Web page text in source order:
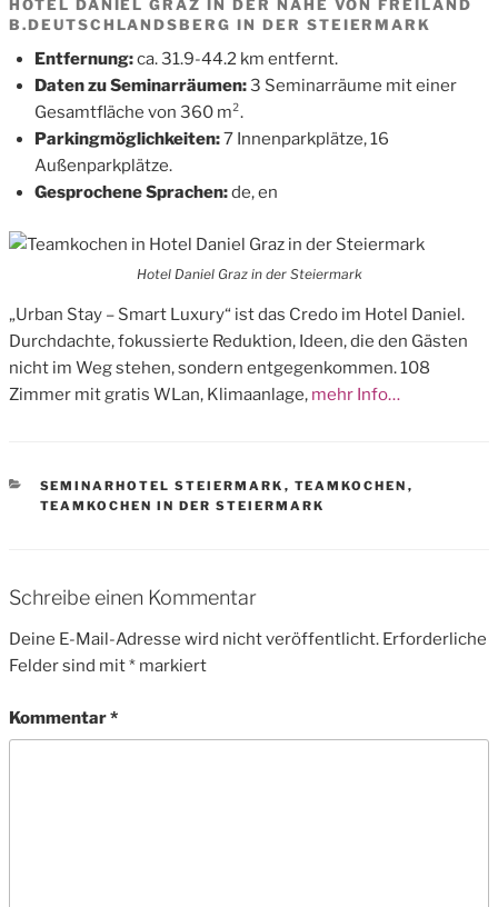
HOTEL DANIEL GRAZ IN DER NÄHE VON FREILAND
B.DEUTSCHLANDSBERG IN DER STEIERMARK
Entfernung:ca. 31.9-44.2 km entfernt.
Daten zu Seminarräumen:3 Seminarräume mit einer
Gesamtfläche von 360 m².
Parkingmöglichkeiten:7 Innenparkplätze, 16
Außenparkplätze.
Gesprochene Sprachen:de, en
Hotel Daniel Graz in der Steiermark
„Urban Stay – Smart Luxury“ ist das Credo im Hotel Daniel.
Durchdachte, fokussierte Reduktion, Ideen, die den Gästen
nicht im Weg stehen, sondern entgegenkommen. 108
Zimmer mit gratis WLan, Klimaanlage, mehr Info…
CATEGORIES
SEMINARHOTEL STEIERMARK , TEAMKOCHEN ,
TEAMKOCHEN IN DER STEIERMARK
Schreibe einen Kommentar
Deine E-Mail-Adresse wird nicht veröffentlicht. Erforderliche
Felder sind mit* markiert
Kommentar*